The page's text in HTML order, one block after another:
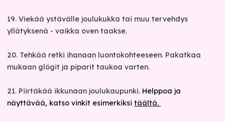
19. Viekää ystävälle joulukukka tai muu tervehdys
yllätyksenä - vaikka oven taakse.
20. Tehkää retki ihanaan luontokohteeseen. Pakatkaa
mukaan glögit ja piparit taukoa varten.
21. Piirtäkää ikkunaan joulukaupunki. Helppoa ja
näyttävää, katso vinkit esimerkiksitäältä.